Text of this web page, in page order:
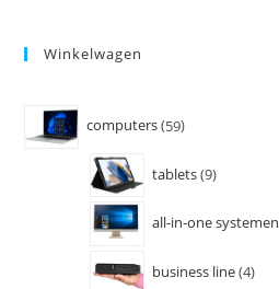
Winkelwagen
computers 59
tablets 9
all-in-one systemen
business line 4